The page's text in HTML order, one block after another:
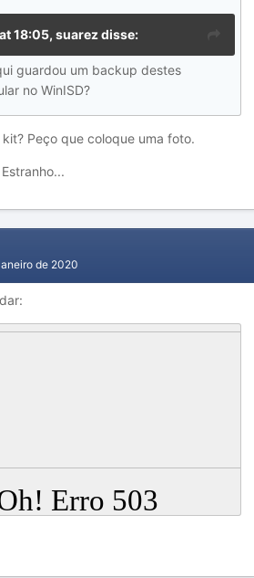
18:05, suarezdisse:
guardou um backup destes
no WinISD?
Peço que coloque uma foto.
de 2020